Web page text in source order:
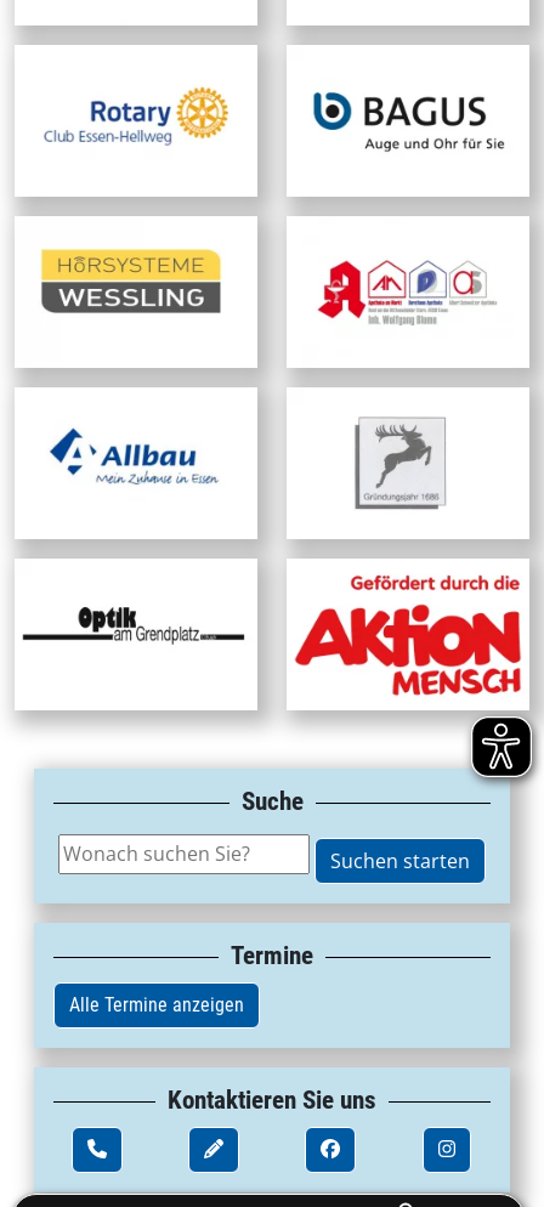
Suche
Termine
Alle Termine anzeigen
Kontaktieren Sie uns